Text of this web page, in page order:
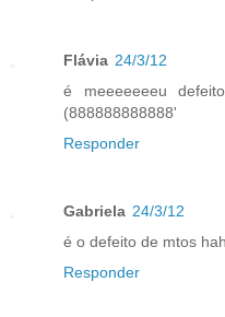
Flávia 24/3/12
é meeeeeeeu
(888888888888'
Responder
Gabriela 24/3/12
é o defeito de mtos
Responder